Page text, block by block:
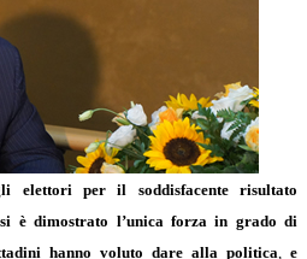
elettori per il soddisfacente risultato
è dimostrato l’unica forza in grado di
hanno voluto dare alla politica
e